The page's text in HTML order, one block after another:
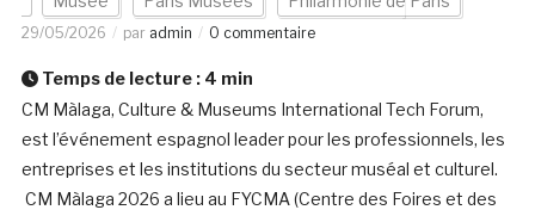
29/05/2026 par admin 0 commentaire
Temps de lecture : 4 min
CM Màlaga, Culture & Museums International Tech Forum,
est l’événement espagnol leader pour les professionnels, les
entreprises et les institutions du secteur muséal et culturel.
CM Màlaga 2026 a lieu au FYCMA (Centre des Foires et des